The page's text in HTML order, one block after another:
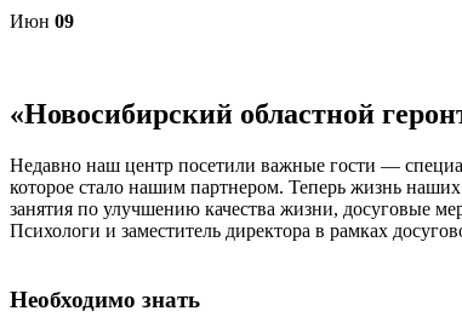
Июн 09
«Новосибирский областной
Недавно наш центр посетили важные гости —
которое стало нашим партнером. Теперь жизнь
занятия по улучшению качества жизни, досуговые
Психологи и заместитель директора в рамках
Необходимо знать